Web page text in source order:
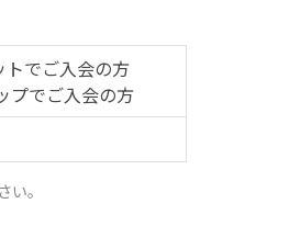
でご入会の方
プでご入会の方
。